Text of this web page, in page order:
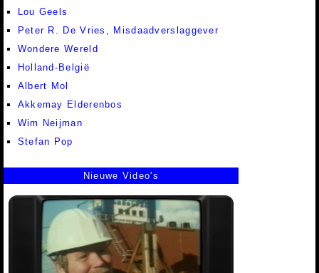
Lou Geels
Peter R. De Vries, Misdaadverslaggever
Wondere Wereld
Holland-België
Albert Mol
Akkemay Elderenbos
Wim Neijman
Stefan Pop
Nieuwe Video's